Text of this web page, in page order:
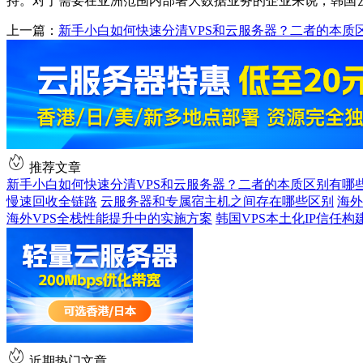
上一篇： 新手小白如何快速分清VPS和云服务器？二者的本质
推荐文章
新手小白如何快速分清VPS和云服务器？二者的本质区别有哪
慢速回收全链路 云服务器和专属宿主机之间存在哪些区别 海
海外VPS全栈性能提升中的实施方案 韩国VPS本土化IP信任构